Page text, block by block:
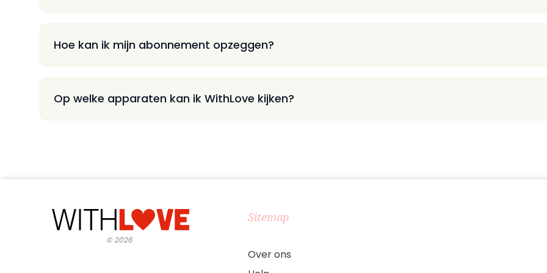
Hoe kan ik mijn abonnement opzeggen?
Op welke apparaten kan ik WithLove kijken?
©2026
Sitemap
Over ons